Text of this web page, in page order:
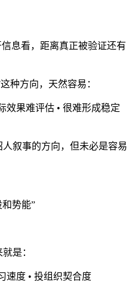
息看，距离真正被验证还有
种方向，天然容易：
效果难评估 • 很难形成稳定
叙事的方向，但未必是容易
势能”
是：
速度 • 投组织契合度